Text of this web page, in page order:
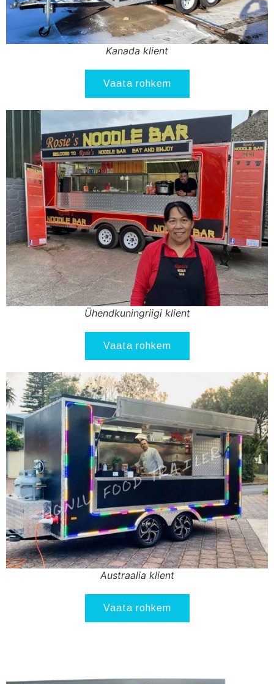
Kanada klient
Vaata rohkem
Ühendkuningriigi klient
Vaata rohkem
Austraalia klient
Vaata rohkem